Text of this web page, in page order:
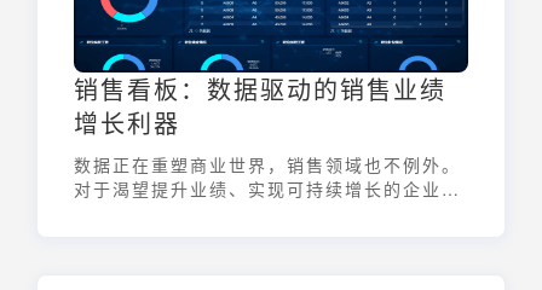
销售看板：数据驱动的销售业绩
增长利器
数据正在重塑商业世界，销售领域也不例外。
对于渴望提升业绩、实现可持续增长的企业而